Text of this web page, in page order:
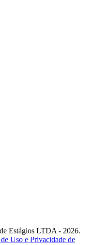
Estágios LTDA - 2026.
Uso e Privacidade de